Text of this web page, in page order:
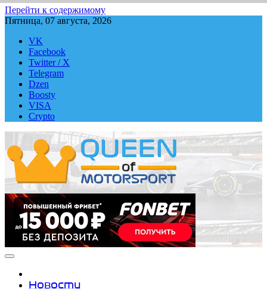
Перейти к содержимому
Пятница, 07 августа, 2026
VK
Facebook
Twitter / X
Telegram
Dzen
Boosty
VISA
Crypto
QUEEN-OF-MOTORSPORT.COM
Аналитика, статистика, трансляции Формулы-1 (Ф2/Ф3/F1
Academy), Формулы Е, Moto GP, DTM, IndyCar, NASCAR,
WRC (Dakar, WRX), WEC, IMSA и других гоночных серий
Новости